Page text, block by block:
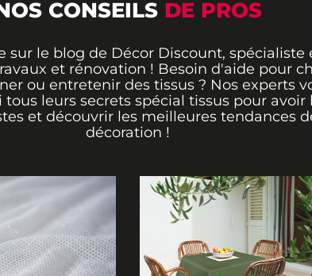
CONSEILS DE PROS
sur le blog de Décor Discount, spécialiste
et rénovation ! Besoin d'aide pour
ou entretenir des tissus ? Nos experts
leurs secrets spécial tissus pour avoir
et découvrir les meilleures tendances
décoration !